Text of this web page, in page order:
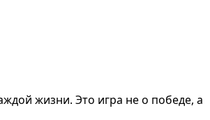
жизни. Это игра не о победе, а